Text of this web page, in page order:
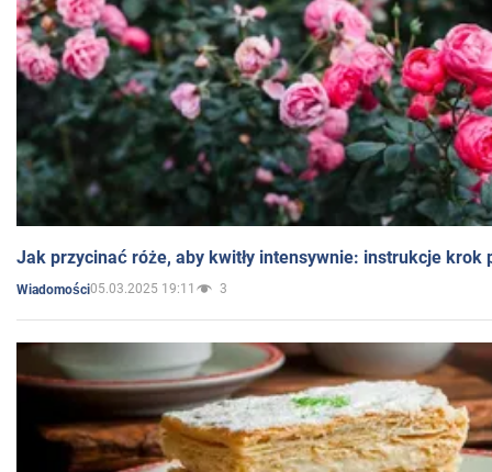
Jak przycinać róże, aby kwitły intensywnie: instrukcje krok
Wiadomości05.03.2025 19:11 3